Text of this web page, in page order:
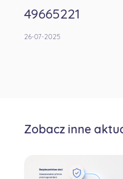
49665221
26-07-2025
Zobacz inne